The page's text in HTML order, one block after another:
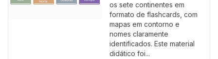
os sete continentes em
formato de flashcards, com
mapas em contorno e
nomes claramente
identificados. Este material
didático foi...